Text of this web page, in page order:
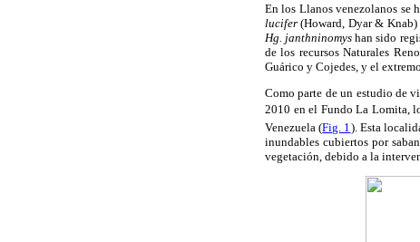
En los Llanos venezolanos se
lucifer(Howard, Dyar &
Hg. janthninomyshan sido
de los recursos Naturales
Guárico y Cojedes, y el
Como parte de un estudio de
2010 en el Fundo La Lomita,
Venezuela (Fig. 1 ). Esta
inundables cubiertos por
vegetación, debido a la